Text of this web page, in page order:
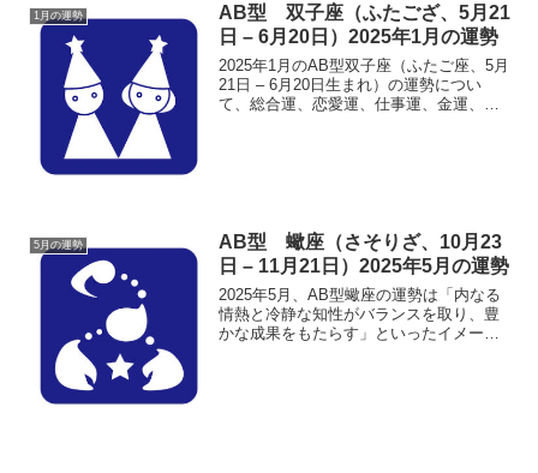
1月の運勢
AB型 双子座（ふたござ、5月21
日 – 6月20日）2025年1月の運勢
2025年1月のAB型双子座（ふたご座、5月
21日 – 6月20日生まれ）の運勢につい
て、総合運、恋愛運、仕事運、金運、健
5月の運勢
AB型 蠍座（さそりざ、10月23
日 – 11月21日）2025年5月の運勢
2025年5月、AB型蠍座の運勢は「内なる
情熱と冷静な知性がバランスを取り、豊
かな成果をもたらす」といったイメージ